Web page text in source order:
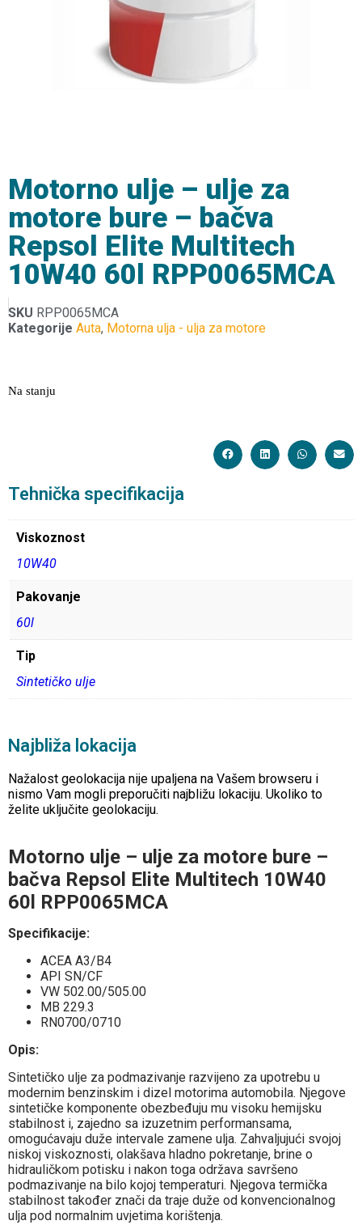
Motorno ulje – ulje za
motore bure – bačva
Repsol Elite Multitech
10W40 60l RPP0065MCA
SKU RPP0065MCA
Kategorije Auta, Motorna ulja - ulja za motore
Na stanju
Tehnička specifikacija
Viskoznost
10W40
Pakovanje
60l
Tip
Sintetičko ulje
Najbliža lokacija
Nažalost geolokacija nije upaljena na Vašem browseru i
nismo Vam mogli preporučiti najbližu lokaciju. Ukoliko to
želite uključite geolokaciju.
Motorno ulje – ulje za motore bure –
bačva Repsol Elite Multitech 10W40
60l RPP0065MCA
Specifikacije:
ACEA A3/B4
API SN/CF
VW 502.00/505.00
MB 229.3
RN0700/0710
Opis:
Sintetičko ulje za podmazivanje razvijeno za upotrebu u
modernim benzinskim i dizel motorima automobila. Njegove
sintetičke komponente obezbeđuju mu visoku hemijsku
stabilnost i, zajedno sa izuzetnim performansama,
omogućavaju duže intervale zamene ulja. Zahvaljujući svojoj
niskoj viskoznosti, olakšava hladno pokretanje, brine o
hidrauličkom potisku i nakon toga održava savršeno
podmazivanje na bilo kojoj temperaturi. Njegova termička
stabilnost također znači da traje duže od konvencionalnog
ulja pod normalnim uvjetima korištenja.